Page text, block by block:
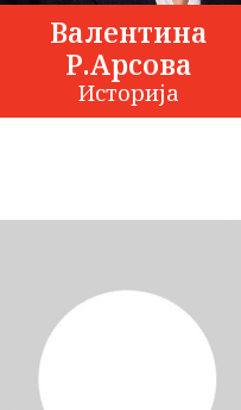
Валентина
Р.Арсова
Историја